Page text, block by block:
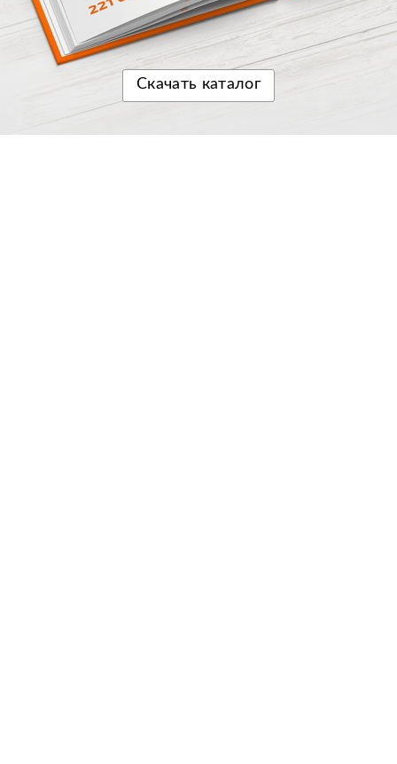
Скачать каталог